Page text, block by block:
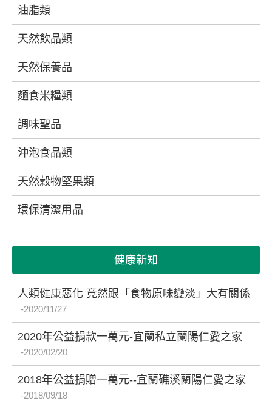
油脂類
天然飲品類
天然保養品
麵食米糧類
調味聖品
沖泡食品類
天然穀物堅果類
環保清潔用品
健康新知
人類健康惡化 竟然跟「食物原味變淡」大有關係
2020/11/27
2020年公益捐款一萬元-宜蘭私立蘭陽仁愛之家
2020/02/20
2018年公益捐贈一萬元--宜蘭礁溪蘭陽仁愛之家
2018/09/18